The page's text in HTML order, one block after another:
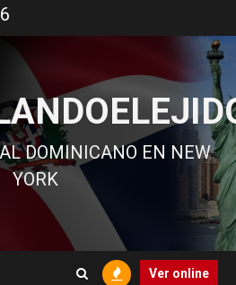
DOMINICANO EN NEW
YORK
Ver online